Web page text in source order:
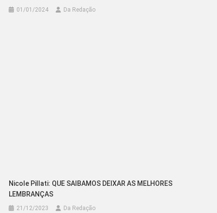
01/01/2024 Da Redação
Nicole Pillati: QUE SAIBAMOS DEIXAR AS MELHORES
LEMBRANÇAS
21/12/2023 Da Redação